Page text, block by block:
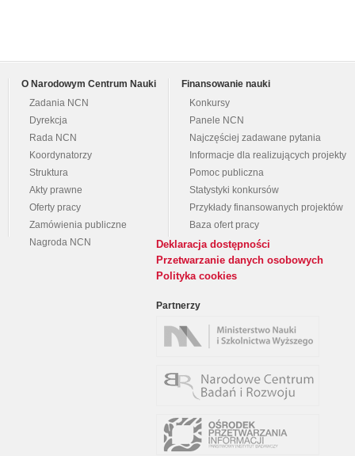
O Narodowym Centrum Nauki
Zadania NCN
Dyrekcja
Rada NCN
Koordynatorzy
Struktura
Akty prawne
Oferty pracy
Zamówienia publiczne
Nagroda NCN
Finansowanie nauki
Konkursy
Panele NCN
Najczęściej zadawane pytania
Informacje dla realizujących projekty
Pomoc publiczna
Statystyki konkursów
Przykłady finansowanych projektów
Baza ofert pracy
Deklaracja dostępności
Przetwarzanie danych osobowych
Polityka cookies
Partnerzy